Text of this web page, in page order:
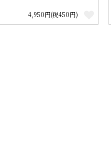
4,950円(税450円)